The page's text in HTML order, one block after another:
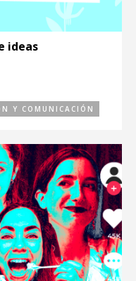
ideas
Y COMUNICACIÓN